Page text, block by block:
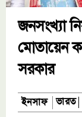
জনসংখ্যা
মোতায়েন
সরকার
ইনসাফ ভারত